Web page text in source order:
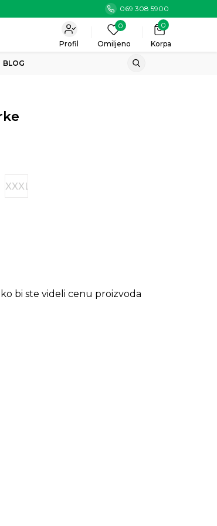
069 308 5900
Korpa
0
0
Omiljeno
Profil
BLOG
XXXL
bi ste videli cenu proizvoda